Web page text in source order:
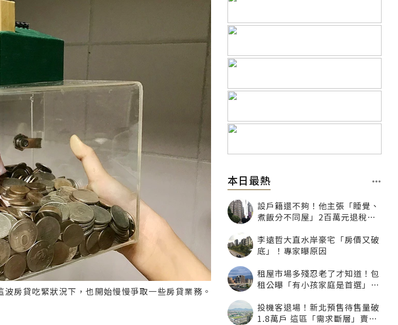
房貸吃緊狀況下，也開始慢慢爭取一些房貸業務。
本日最熱
設戶籍還不夠！他主張「睡覺、
煮飯分不同屋」2百萬元退稅照
李遠哲大直水岸豪宅「房價又破
底」！專家曝原因
租屋市場多殘忍老了才知道！包
租公曝「有小孩家庭是首選」：
投機客退場！新北預售待售量破
1.8萬戶 這區「需求斷層」賣壓